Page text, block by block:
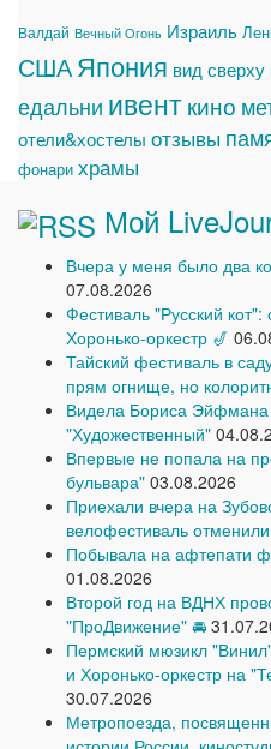
Валдай Вечный Огонь Израиль
СШАЯпония вид сверху
едальни ивенткино
отели&хостелы отзывы
фонари храмы
Мой
Вчера у меня было два
07.08.2026
Фестиваль "Русский
Хоронько-оркестр 🎷
Тайский фестиваль в
прям огнище, но
Видела Бориса Эйфмана
"Художественный"
Впервые не попала на
бульвара" 03.08.2026
Приехали вчера на
велофестиваль
Побывала на афтепати
01.08.2026
Второй год на ВДНХ
"ПроДвижение" 🚘
Пермский мюзикл
и Хоронько-оркестр на
30.07.2026
Метропоезда,